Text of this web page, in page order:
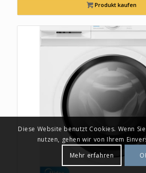
Produkt kaufen
Diese Website benutzt Cookies. Wenn
nutzen, gehen wir von Ihrem
Mehr erfahren